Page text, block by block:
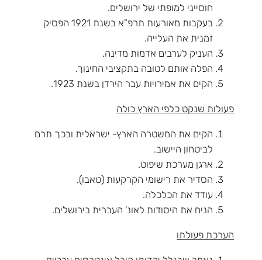
חוסייני למופתי של ירושלים.
בעקבות מאורעות תרפ"א בשנת 1921 הפסיק
זמנית את העלייה.
העניק לערבים אדמות מדינה.
הפלה אותם לטובה בתקציבי החינוך.
הקים את אמירויות עבר הירדן בשנת 1923.
פעולות שנקט כלפי הארץ כולה
הקים את המשטרה הארץ- ישראלית ובכך תרם
לביטחון היישוב.
ארגן מערכת שיפוט.
הסדיר את רישומי הקרקעות (טאבו).
עודד את הכלכלה.
הניח את היסודות לאונ' העברית בירושלים.
הערכת פעולתו